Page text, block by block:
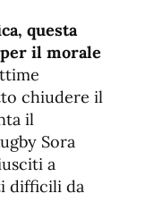
questa
il morale
chiudere il
il
Sora
a
difficili da